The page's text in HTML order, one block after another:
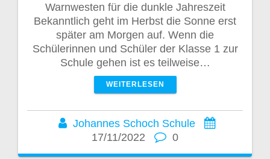
Warnwesten für die dunkle Jahreszeit
Bekanntlich geht im Herbst die Sonne erst
später am Morgen auf. Wenn die
Schülerinnen und Schüler der Klasse 1 zur
Schule gehen ist es teilweise…
WEITERLESEN
Johannes Schoch Schule
17/11/2022
0